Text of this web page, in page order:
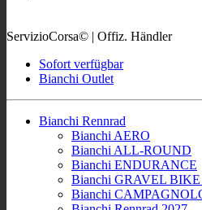
ServizioCorsa© | Offiz. Händler
Sofort verfügbar
Bianchi Outlet
Bianchi Rennrad
Bianchi AERO
Bianchi ALL-ROUND
Bianchi ENDURANCE
Bianchi GRAVEL
Bianchi